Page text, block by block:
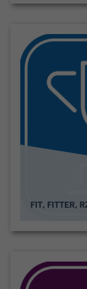
FIT, FITTER,